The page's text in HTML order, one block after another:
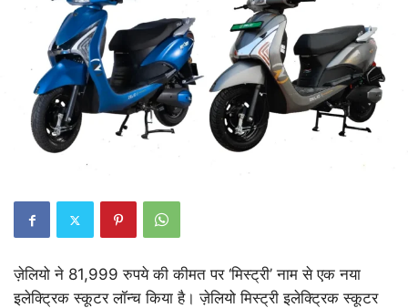
ज़ेलियो ने 81,999 रुपये की कीमत पर ‘मिस्ट्री’ नाम से एक नया
इलेक्ट्रिक स्कूटर लॉन्च किया है। ज़ेलियो मिस्ट्री इलेक्ट्रिक स्कूटर